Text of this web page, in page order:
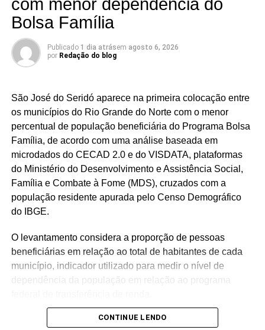
com menor dependência do
Bolsa Família
Publicado 1 dia atrásem agosto 6, 2026
por Redação do blog
São José do Seridó aparece na primeira colocação entre
os municípios do Rio Grande do Norte com o menor
percentual de população beneficiária do Programa Bolsa
Família, de acordo com uma análise baseada em
microdados do CECAD 2.0 e do VISDATA, plataformas
do Ministério do Desenvolvimento e Assistência Social,
Família e Combate à Fome (MDS), cruzados com a
população residente apurada pelo Censo Demográfico
do IBGE.
O levantamento considera a proporção de pessoas
beneficiárias em relação ao total de habitantes de cada
município, indicador utilizado para medir o nível de
dependência da população em relação ao programa
Com população de 4.558 habitantes, São José do Seridó
CONTINUE LENDO